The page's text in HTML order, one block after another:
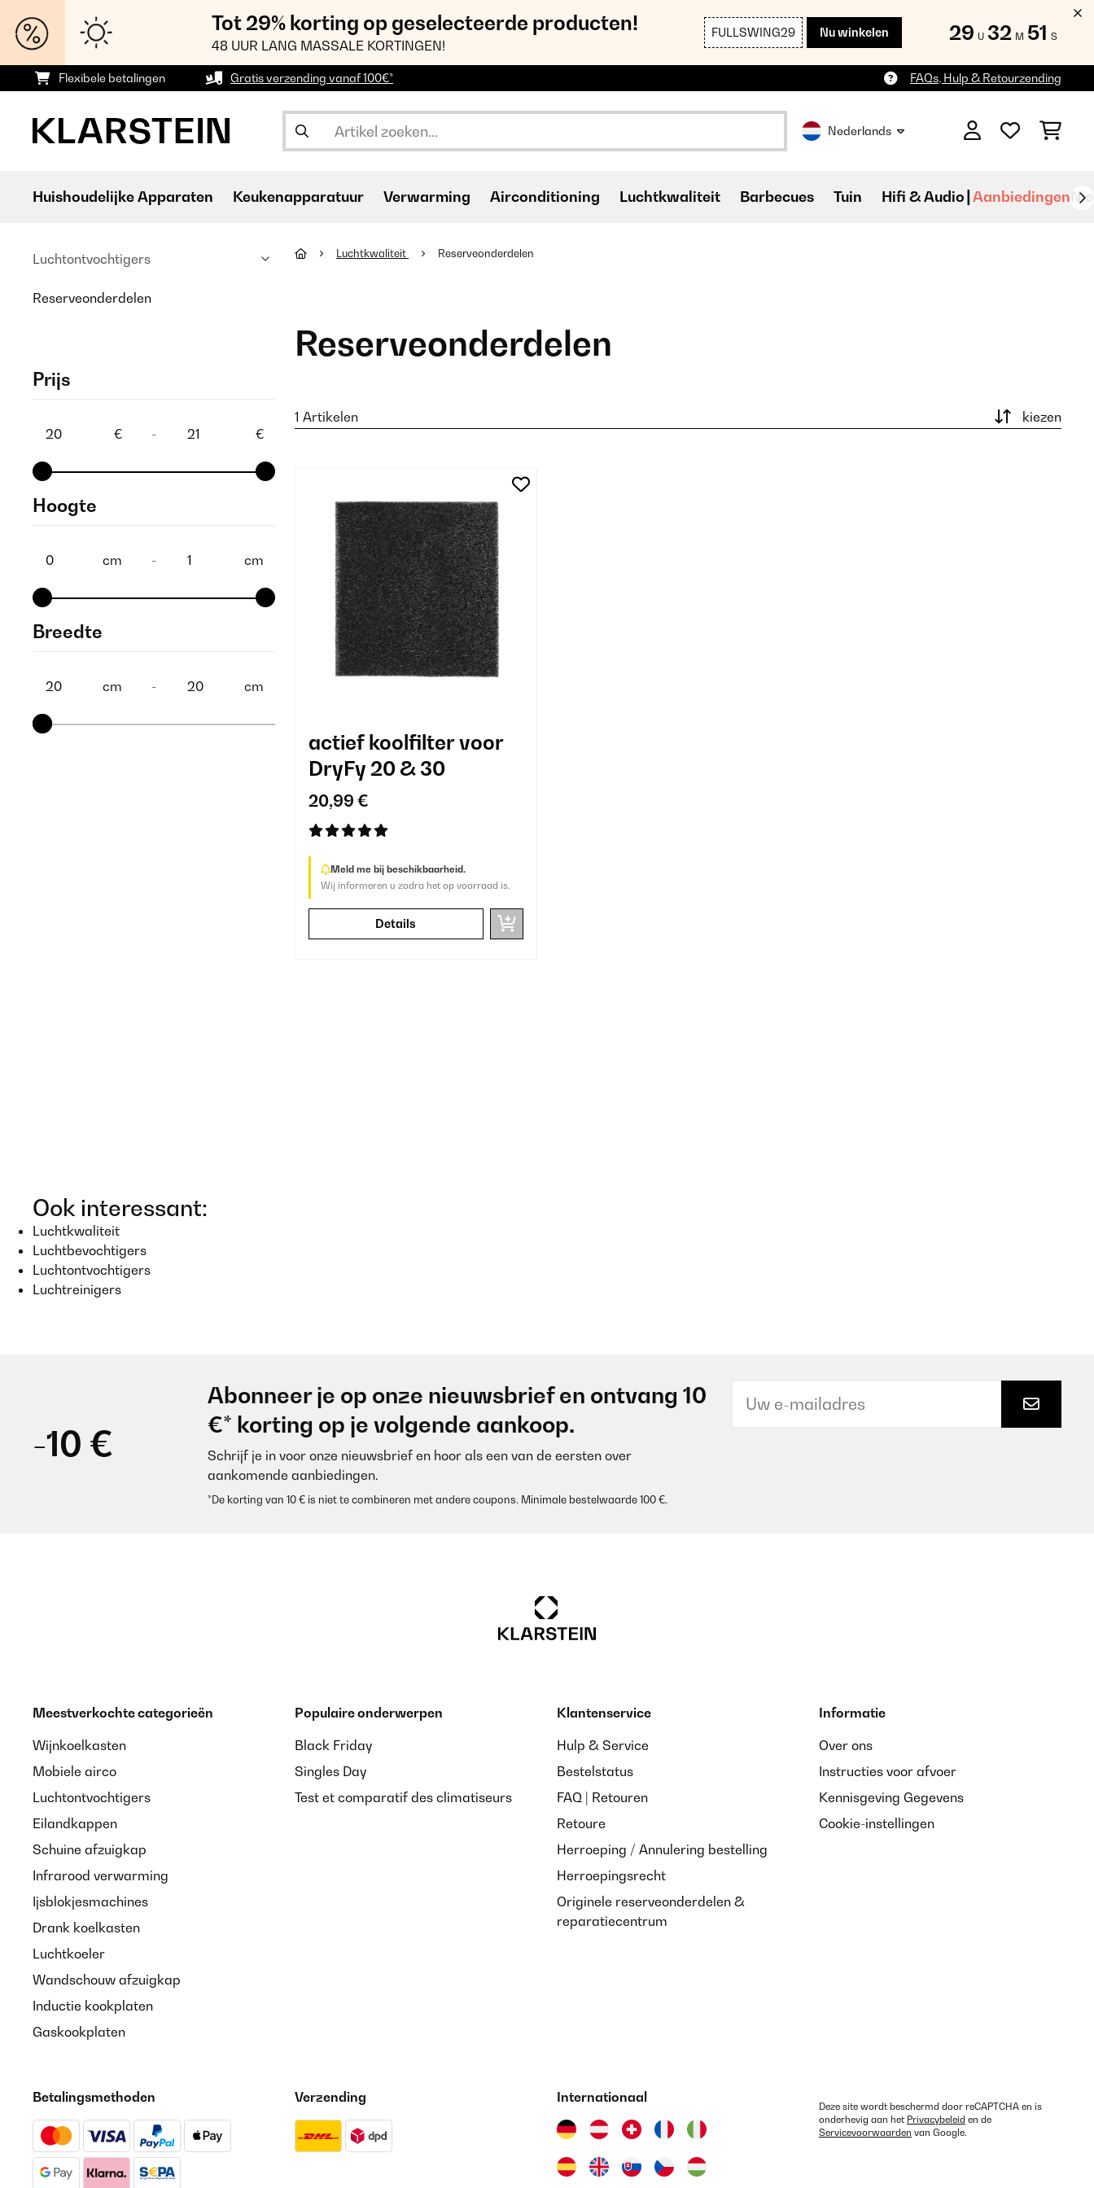
Tot 29% korting op geselecteerde producten!
48 UUR LANG MASSALE KORTINGEN!
FULLSWING29 Nu winkelen 29 U 32 M 50 S
Flexibele betalingen Gratis verzending vanaf 100€* FAQs, Hulp & Retourzending
Nederlands
Huishoudelijke Apparaten Keukenapparatuur Verwarming Airconditioning Luchtkwaliteit Barbecues Tuin Hifi & Audio Aanbiedingen
Luchtontvochtigers
Reserveonderdelen
Prijs
€ - €
Hoogte
cm - cm
Breedte
cm - cm
Luchtkwaliteit Reserveonderdelen
Reserveonderdelen
1 Artikelen kiezen
actief koolfilter voor
DryFy 20 & 30
20,99 €
Meld me bij beschikbaarheid.
Wij informeren u zodra het op voorraad is.
Details
Ook interessant:
Luchtkwaliteit
Luchtbevochtigers
Luchtontvochtigers
Luchtreinigers
-10 €
Abonneer je op onze nieuwsbrief en ontvang 10
€* korting op je volgende aankoop.
Schrijf je in voor onze nieuwsbrief en hoor als een van de eersten over
aankomende aanbiedingen.
*De korting van 10 € is niet te combineren met andere coupons. Minimale bestelwaarde 100 €.
Meestverkochte categorieën
Wijnkoelkasten
Mobiele airco
Luchtontvochtigers
Eilandkappen
Schuine afzuigkap
Infrarood verwarming
Ijsblokjesmachines
Drank koelkasten
Luchtkoeler
Wandschouw afzuigkap
Inductie kookplaten
Gaskookplaten
Populaire onderwerpen
Black Friday
Singles Day
Test et comparatif des climatiseurs
Klantenservice
Hulp & Service
Bestelstatus
FAQ | Retouren
Retoure
Herroeping / Annulering bestelling
Herroepingsrecht
Originele reserveonderdelen &
reparatiecentrum
Informatie
Over ons
Instructies voor afvoer
Kennisgeving Gegevens
Cookie-instellingen
Betalingsmethoden Verzending Internationaal
Deze site wordt beschermd door reCAPTCHA en is
onderhevig aan het Privacybeleid en de
Servicevoorwaarden van Google.